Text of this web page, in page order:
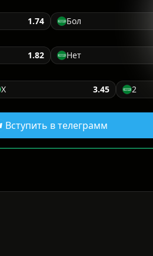
1.74 Бол
1.82 Нет
X 3.45 2
Вступить в телеграмм